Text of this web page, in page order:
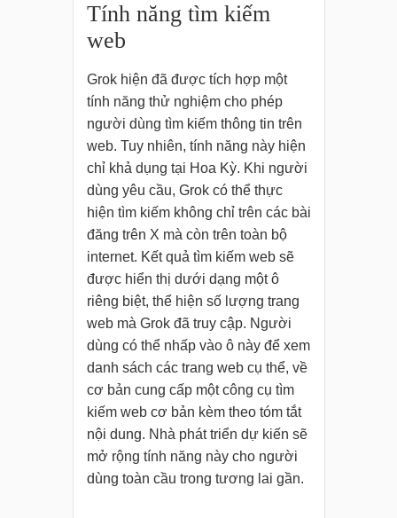
Tính năng tìm kiếm
web
Grok hiện đã được tích hợp một
tính năng thử nghiệm cho phép
người dùng tìm kiếm thông tin trên
web. Tuy nhiên, tính năng này hiện
chỉ khả dụng tại Hoa Kỳ. Khi người
dùng yêu cầu, Grok có thể thực
hiện tìm kiếm không chỉ trên các bài
đăng trên X mà còn trên toàn bộ
internet. Kết quả tìm kiếm web sẽ
được hiển thị dưới dạng một ô
riêng biệt, thể hiện số lượng trang
web mà Grok đã truy cập. Người
dùng có thể nhấp vào ô này để xem
danh sách các trang web cụ thể, về
cơ bản cung cấp một công cụ tìm
kiếm web cơ bản kèm theo tóm tắt
nội dung. Nhà phát triển dự kiến sẽ
mở rộng tính năng này cho người
dùng toàn cầu trong tương lai gần.